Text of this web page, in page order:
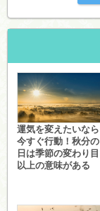
運気を変えたいなら
今すぐ行動！秋分の
日は季節の変わり目
以上の意味がある